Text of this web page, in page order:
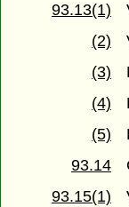
93.13(1)
(2)
(3)
(4)
(5)
93.14
93.15(1)